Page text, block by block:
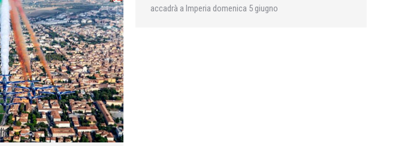
accadrà a Imperia domenica 5 giugno